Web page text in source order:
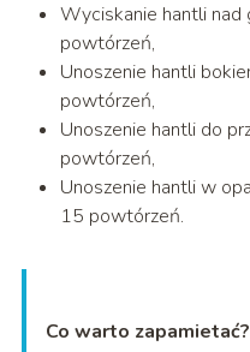
Wyciskanie hantli
powtórzeń,
Unoszenie hantli
powtórzeń,
Unoszenie hantli do
powtórzeń,
Unoszenie hantli w
15 powtórzeń.
Co warto